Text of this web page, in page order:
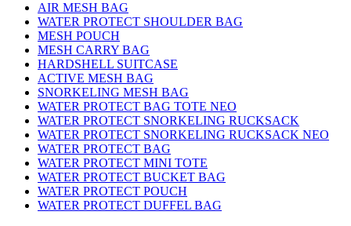
AIR MESH BAG
WATER PROTECT SHOULDER BAG
MESH POUCH
MESH CARRY BAG
HARDSHELL SUITCASE
ACTIVE MESH BAG
SNORKELING MESH BAG
WATER PROTECT BAG TOTE NEO
WATER PROTECT SNORKELING RUCKSACK
WATER PROTECT SNORKELING RUCKSACK NEO
WATER PROTECT BAG
WATER PROTECT MINI TOTE
WATER PROTECT BUCKET BAG
WATER PROTECT POUCH
WATER PROTECT DUFFEL BAG